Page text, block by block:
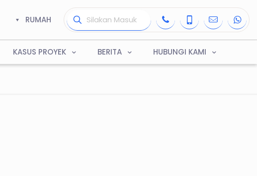
RUMAH
KASUS PROYEK BERITA HUBUNGI KAMI